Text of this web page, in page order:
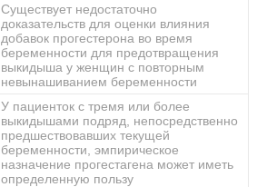
Существует недостаточно
доказательств для оценки влияния
добавок прогестерона во время
беременности для предотвращения
выкидыша у женщин с повторным
невынашиванием беременности
У пациенток с тремя или более
выкидышами подряд, непосредственно
предшествовавших текущей
беременности, эмпирическое
назначение прогестагена может иметь
определенную пользу